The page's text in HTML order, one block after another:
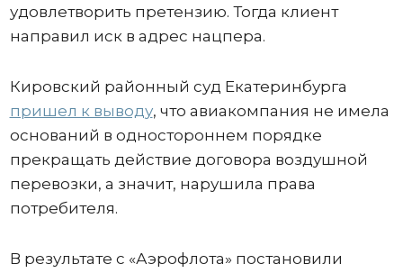
удовлетворить претензию. Тогда клиент
направил иск в адрес нацпера.
Кировский районный суд Екатеринбурга
пришел к выводу, что авиакомпания не имела
оснований в одностороннем порядке
прекращать действие договора воздушной
перевозки, а значит, нарушила права
потребителя.
В результате с «Аэрофлота» постановили